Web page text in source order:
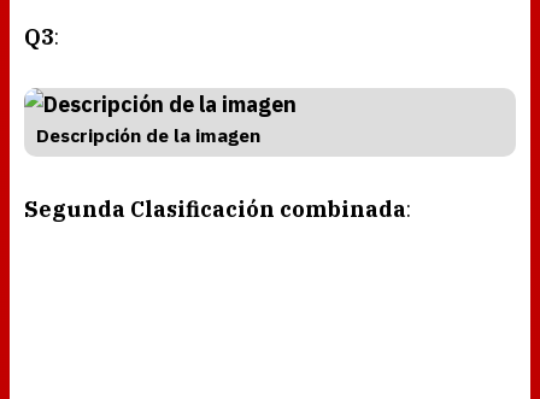
Q3:
Descripción de la imagen
Segunda Clasificación combinada: